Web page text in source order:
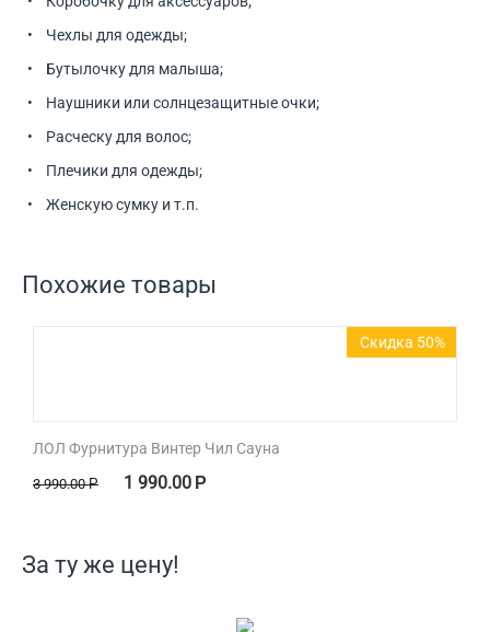
• Чехлы для одежды;
• Бутылочку для малыша;
• Наушники или солнцезащитные очки;
• Расческу для волос;
• Плечики для одежды;
• Женскую сумку и т.п.
Похожие товары
Скидка 50%
ЛОЛ Фурнитура Винтер Чил Сауна
3 990.00 Р 1 990.00 Р
За ту же цену!